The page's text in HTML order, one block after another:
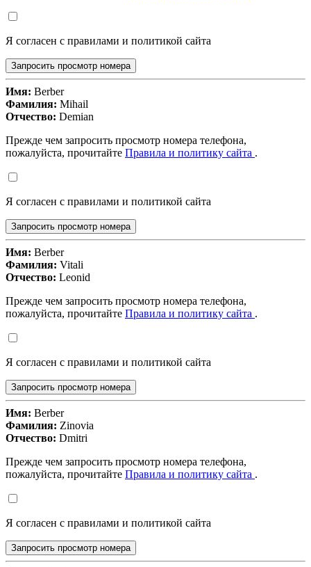
Я согласен с правилами и политикой сайта
Запросить просмотр номера
Имя: Berber
Фамилия: Mihail
Отчество: Demian
Прежде чем запросить просмотр номера телефона,
пожалуйста, прочитайте Правила и политику сайта .
Я согласен с правилами и политикой сайта
Запросить просмотр номера
Имя: Berber
Фамилия: Vitali
Отчество: Leonid
Прежде чем запросить просмотр номера телефона,
пожалуйста, прочитайте Правила и политику сайта .
Я согласен с правилами и политикой сайта
Запросить просмотр номера
Имя: Berber
Фамилия: Zinovia
Отчество: Dmitri
Прежде чем запросить просмотр номера телефона,
пожалуйста, прочитайте Правила и политику сайта .
Я согласен с правилами и политикой сайта
Запросить просмотр номера